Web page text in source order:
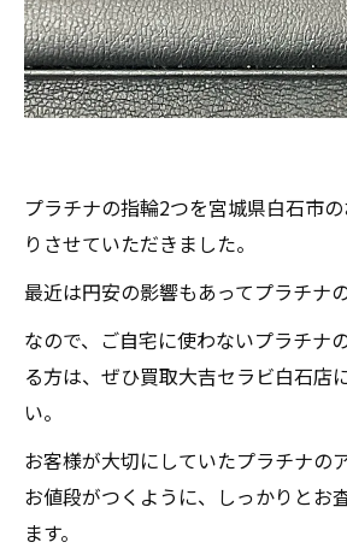
プラチナの指輪2つを宮城県白石市
りさせていただきました。
最近は円安の影響もあってプラチナ
なので、ご自宅に使わないプラチナ
る方は、ぜひ買取大吉セラビ白石店
い。
お客様が大切にしていたプラチナの
お値段がつくように、しっかりとお
ます。